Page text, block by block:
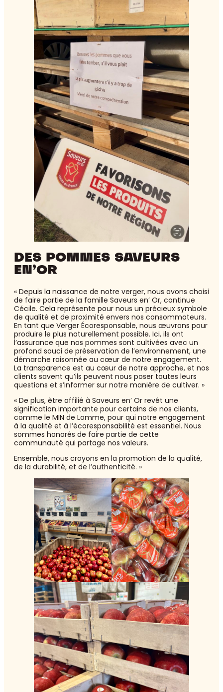
DES POMMES SAVEURS
EN’OR
« Depuis la naissance de notre verger, nous avons choisi
de faire partie de la famille Saveurs en’ Or, continue
Cécile. Cela représente pour nous un précieux symbole
de qualité et de proximité envers nos consommateurs.
En tant que Verger Écoresponsable, nous œuvrons pour
produire le plus naturellement possible. Ici, ils ont
l’assurance que nos pommes sont cultivées avec un
profond souci de préservation de l’environnement, une
démarche raisonnée au cœur de notre engagement.
La transparence est au cœur de notre approche, et nos
clients savent qu’ils peuvent nous poser toutes leurs
questions et s’informer sur notre manière de cultiver. »
« De plus, être affilié à Saveurs en’ Or revêt une
signification importante pour certains de nos clients,
comme le MIN de Lomme, pour qui notre engagement
à la qualité et à l’écoresponsabilité est essentiel. Nous
sommes honorés de faire partie de cette
communauté qui partage nos valeurs.
Ensemble, nous croyons en la promotion de la qualité,
de la durabilité, et de l’authenticité. »